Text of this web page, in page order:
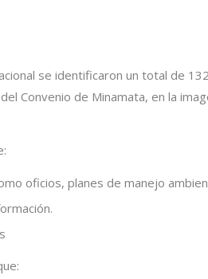
se identificaron un total de
Convenio de Minamata, en la
oficios, planes de manejo